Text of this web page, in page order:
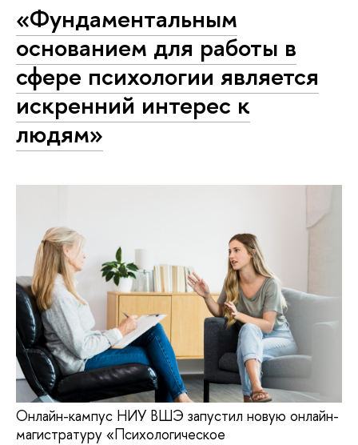
«Фундаментальным
основанием для работы в
сфере психологии является
искренний интерес к
людям»
Онлайн-кампус НИУ ВШЭ запустил новую онлайн-
магистратуру «Психологическое